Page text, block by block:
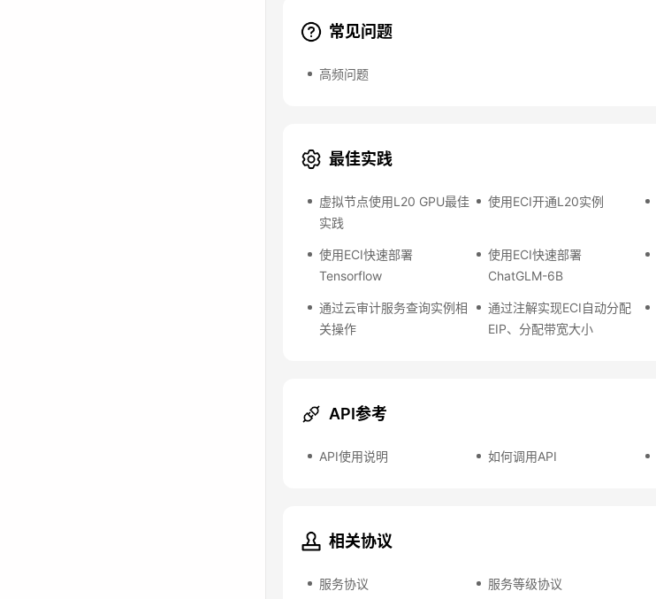
常见问题
高频问题
最佳实践
虚拟节点使用L20 GPU最佳
实践
使用ECI开通L20实例
使用ECI快速部署
Tensorflow
使用ECI快速部署
ChatGLM-6B
通过云审计服务查询实例相
关操作
通过注解实现ECI自动分配
EIP、分配带宽大小
API参考
API使用说明 如何调用API
相关协议
服务协议 服务等级协议